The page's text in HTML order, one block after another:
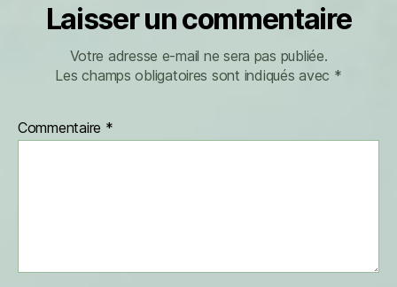
Laisser un commentaire
Votre adresse e-mail ne sera pas publiée.
Les champs obligatoires sont indiqués avec *
Commentaire *